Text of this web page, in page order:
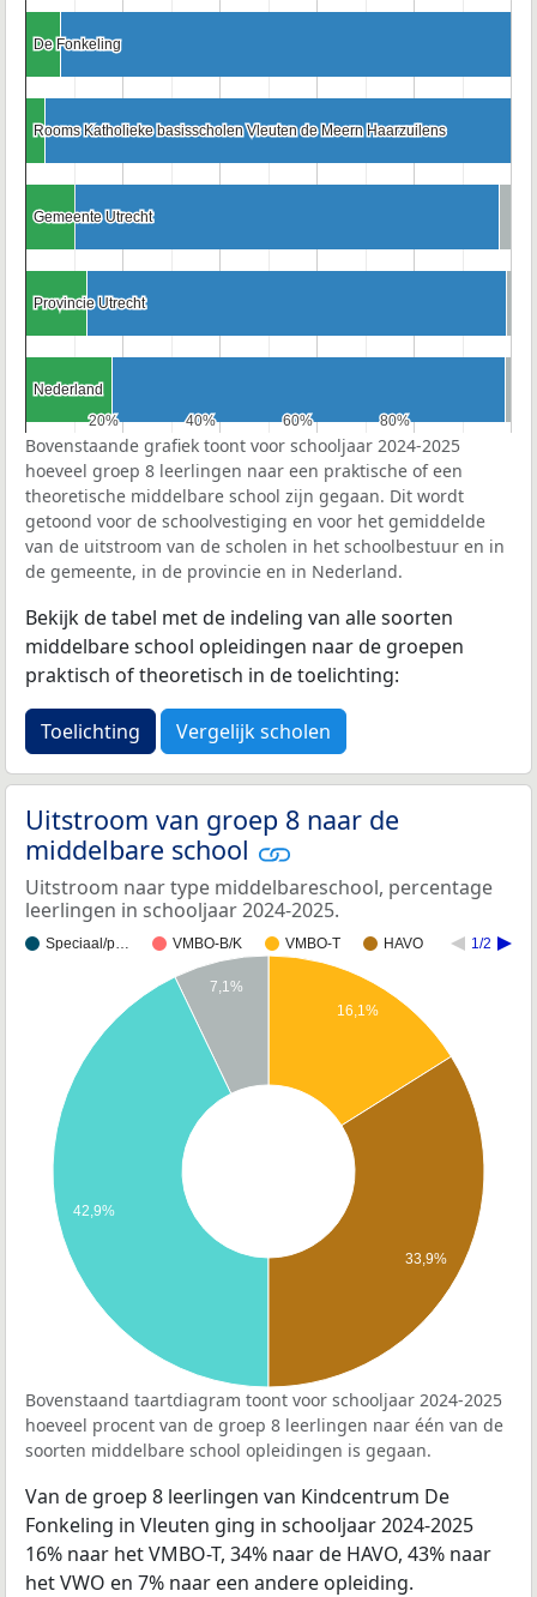
20%
20% 40%
40% 60%
60% 80%
80%
De Fonkeling
De Fonkeling
Rooms Katholieke basisscholen Vleuten de Meern Haarzuilens
Rooms Katholieke basisscholen Vleuten de Meern Haarzuilens
Gemeente Utrecht
Gemeente Utrecht
Provincie Utrecht
Provincie Utrecht
Nederland
Nederland
Bovenstaande grafiek toont voor schooljaar 2024-2025
hoeveel groep 8 leerlingen naar een praktische of een
theoretische middelbare school zijn gegaan. Dit wordt
getoond voor de schoolvestiging en voor het gemiddelde
van de uitstroom van de scholen in het schoolbestuur en in
de gemeente, in de provincie en in Nederland.
Bekijk de tabel met de indeling van alle soorten
middelbare school opleidingen naar de groepen
praktisch of theoretisch in de toelichting:
Toelichting Vergelijk scholen
Uitstroom van groep 8 naar de
middelbare school
Uitstroom naar type middelbareschool, percentage
leerlingen in schooljaar 2024-2025.
Speciaal/p… VMBO-B/K VMBO-T HAVO 1/2
16,1%
7,1%
42,9%
33,9%
Bovenstaand taartdiagram toont voor schooljaar 2024-2025
hoeveel procent van de groep 8 leerlingen naar één van de
soorten middelbare school opleidingen is gegaan.
Van de groep 8 leerlingen van Kindcentrum De
Fonkeling in Vleuten ging in schooljaar 2024-2025
16% naar het VMBO-T, 34% naar de HAVO, 43% naar
het VWO en 7% naar een andere opleiding.